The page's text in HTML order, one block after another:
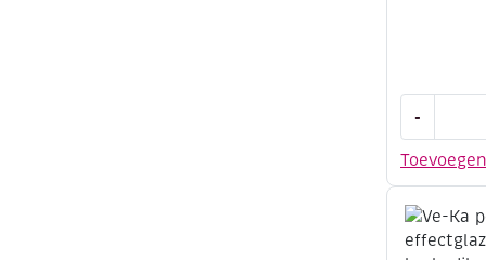
Toevoegen
-
gram,
supernova
aantal